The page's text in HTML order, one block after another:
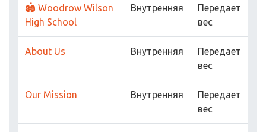
🏟 Woodrow Wilson
High School
Внутренняя
Передает
вес
About Us Внутренняя
Передает
вес
Our Mission Внутренняя
Передает
вес